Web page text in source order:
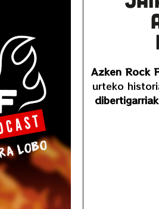
Azken Rock
urteko